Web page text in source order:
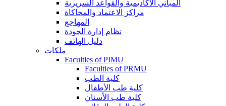
المباني الأكاديمية والقواعد السريرية
مراكز الاعتماد والمحاكاة
المهاجع
نظام إدارة الجودة
دليل الهاتف
ملكات
Faculties of PIMU
Faculties of PRMU
كلية الطب
كلية طب الأطفال
كلية طب الأسنان